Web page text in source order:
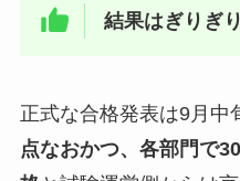
結果はぎりぎ
正式な合格発表は9月中
点なおかつ、各部門で